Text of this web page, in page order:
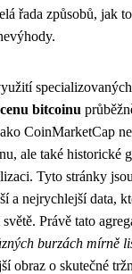
řada způsobů, jak
specializovaných
bitcoinu
CoinMarketCap
ale také historické
Tyto stránky
a nejrychlejší data,
Právě tato
burzách mírně
obraz o skutečné